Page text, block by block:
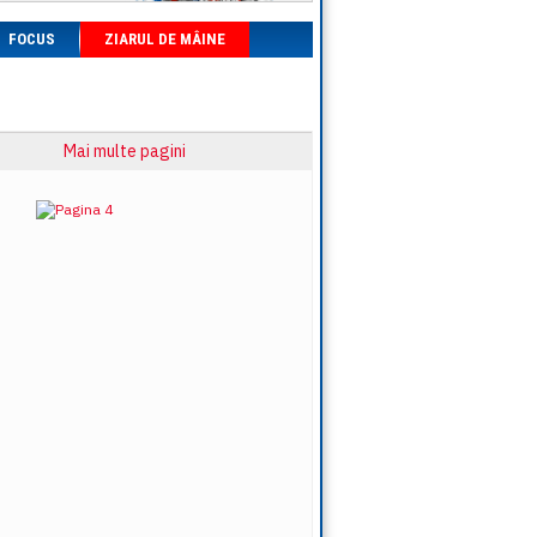
FOCUS ZIARUL DE MÂINE
Mai multe pagini